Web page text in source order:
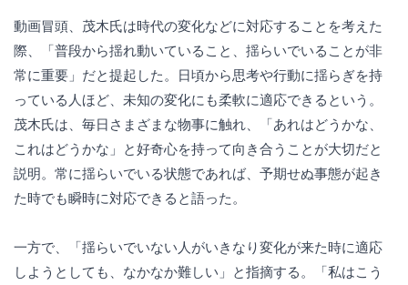
動画冒頭、茂木氏は時代の変化などに対応することを考えた
際、「普段から揺れ動いていること、揺らいでいることが非
常に重要」だと提起した。日頃から思考や行動に揺らぎを持
っている人ほど、未知の変化にも柔軟に適応できるという。
茂木氏は、毎日さまざまな物事に触れ、「あれはどうかな、
これはどうかな」と好奇心を持って向き合うことが大切だと
説明。常に揺らいでいる状態であれば、予期せぬ事態が起き
た時でも瞬時に対応できると語った。
一方で、「揺らいでいない人がいきなり変化が来た時に適応
しようとしても、なかなか難しい」と指摘する。「私はこう